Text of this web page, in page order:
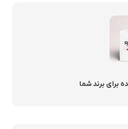
برای برند شما